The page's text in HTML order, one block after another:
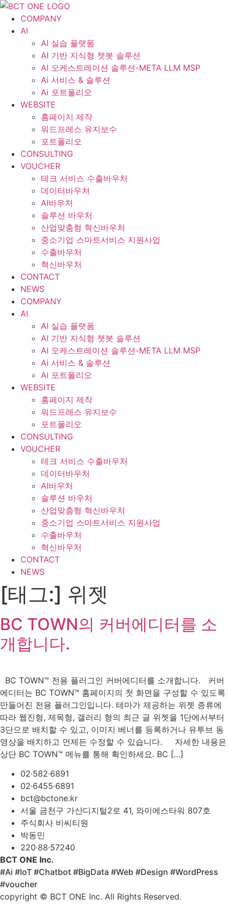
콘
COMPANY
AI
AI 실습 플랫폼
AI 기반 지식형 챗봇 솔루션
AI 오케스트레이션 솔루션-META LLM MSP
Ai 서비스 & 솔루션
Ai 포트폴리오
WEBSITE
홈페이지 제작
워드프레스 유지보수
포트폴리오
CONSULTING
VOUCHER
테크 서비스 수출바우처
데이터바우처
AI바우처
솔루션 바우처
산업맞춤형 혁신바우처
중소기업 스마트서비스 지원사업
수출바우처
혁신바우처
CONTACT
NEWS
COMPANY
AI
AI 실습 플랫폼
AI 기반 지식형 챗봇 솔루션
AI 오케스트레이션 솔루션-META LLM MSP
Ai 서비스 & 솔루션
Ai 포트폴리오
WEBSITE
홈페이지 제작
워드프레스 유지보수
포트폴리오
CONSULTING
VOUCHER
테크 서비스 수출바우처
데이터바우처
AI바우처
솔루션 바우처
산업맞춤형 혁신바우처
중소기업 스마트서비스 지원사업
수출바우처
혁신바우처
CONTACT
NEWS
[태그:] 위젯
BC TOWN의 커버에디터를 소
개합니다.
BC TOWN™ 전용 플러그인 커버에디터를 소개합니다. 커버
에디터는 BC TOWN™ 홈페이지의 첫 화면을 구성할 수 있도록
만들어진 전용 플러그인입니다. 테마가 제공하는 위젯 종류에
따라 웹진형, 제목형, 갤러리 형의 최근 글 위젯을 1단에서부터
3단으로 배치할 수 있고, 이미지 베너를 등록하거나 유투브 동
영상을 배치하고 언제든 수정할 수 있습니다. 자세한 내용은
상단 BC TOWN™ 메뉴를 통해 확인하세요. BC […]
02·582·6891
02·6455·6891
bct@bctone.kr
서울 금천구 가산디지털2로 41, 와이에스타워 807호
주식회사 비씨티원
박동민
220·88·57240
BCT ONE Inc.
#Ai #loT #Chatbot #BigData #Web #Design #WordPress
#voucher
copyright © BCT ONE Inc. All Rights Reserved.